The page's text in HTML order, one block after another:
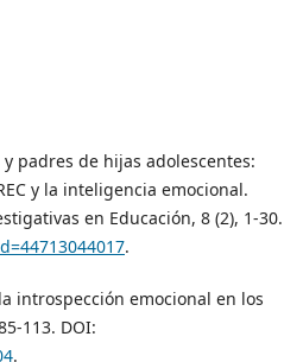
padres de hijas adolescentes:
y la inteligencia emocional.
en Educación, 8 (2), 1-30.
.
introspección emocional en los
113. DOI:
.